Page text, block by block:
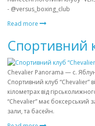
- @versus_boxing_club
Read more
Спортивний
Chevalier Panorama — с.
Спортивний клуб “Chevalier”
кілометрах від
“Chevalier” має боксерський
зали, та басейн.